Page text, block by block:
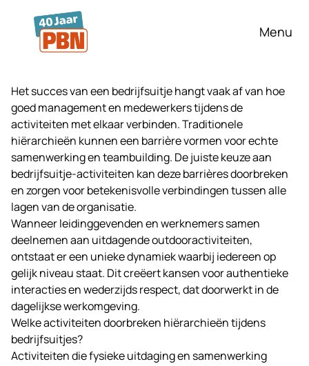
Ga naar hoofdinhoud
Menu
Het succes van een bedrijfsuitjehangt vaak af van hoe
goed management en medewerkers tijdens de
activiteiten met elkaar verbinden. Traditionele
hiërarchieën kunnen een barrière vormen voor echte
samenwerking en teambuilding. De juiste keuze aan
bedrijfsuitje-activiteiten kan deze barrières doorbreken
en zorgen voor betekenisvolle verbindingen tussen alle
lagen van de organisatie.
Wanneer leidinggevenden en werknemers samen
deelnemen aan uitdagende outdooractiviteiten,
ontstaat er een unieke dynamiek waarbij iedereen op
gelijk niveau staat. Dit creëert kansen voor authentieke
interacties en wederzijds respect, dat doorwerkt in de
dagelijkse werkomgeving.
Welke activiteiten doorbreken hiërarchieën tijdens
bedrijfsuitjes?
Activiteiten die fysieke uitdaging en samenwerking